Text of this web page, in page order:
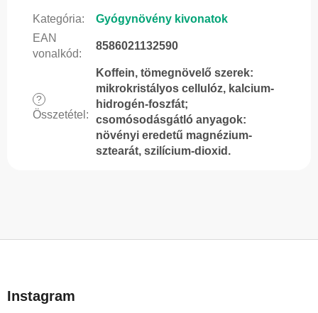
Kategória:
Gyógynövény kivonatok
EAN
vonalkód:
8586021132590
?
Összetétel :
Koffein, tömegnövelő szerek:
mikrokristályos cellulóz, kalcium-
hidrogén-foszfát;
csomósodásgátló anyagok:
növényi eredetű magnézium-
sztearát, szilícium-dioxid.
bInstagram